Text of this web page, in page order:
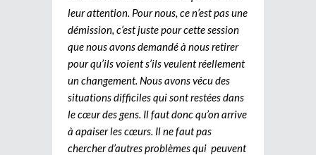
leur attention. Pour nous, ce n’est pas une
démission, c’est juste pour cette session
que nous avons demandé à nous retirer
pour qu’ils voient s’ils veulent réellement
un changement. Nous avons vécu des
situations difficiles qui sont restées dans
le cœur des gens. Il faut donc qu’on arrive
à apaiser les cœurs. Il ne faut pas
chercher d’autres problèmes qui peuvent